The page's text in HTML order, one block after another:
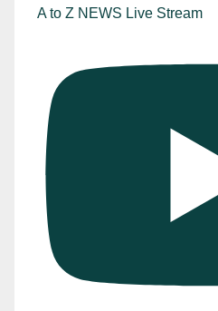
A to Z NEWS Live Stream